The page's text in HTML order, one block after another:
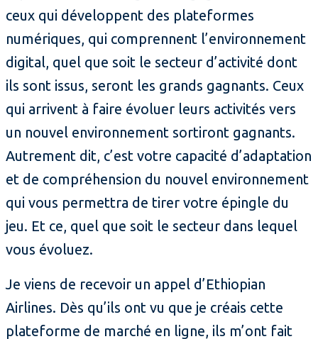
ceux qui développent des plateformes
numériques, qui comprennent l’environnement
digital, quel que soit le secteur d’activité dont
ils sont issus, seront les grands gagnants. Ceux
qui arrivent à faire évoluer leurs activités vers
un nouvel environnement sortiront gagnants.
Autrement dit, c’est votre capacité d’adaptation
et de compréhension du nouvel environnement
qui vous permettra de tirer votre épingle du
jeu. Et ce, quel que soit le secteur dans lequel
vous évoluez.
Je viens de recevoir un appel d’Ethiopian
Airlines. Dès qu’ils ont vu que je créais cette
plateforme de marché en ligne, ils m’ont fait